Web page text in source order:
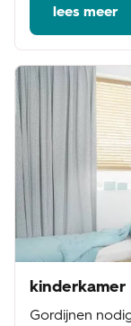
lees meer
kinderkamer
Gordijnen